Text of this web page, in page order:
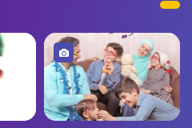
24 مهر 1403
کارشناس برنامه جوانی جمعیت مرکز
در ادارات شهرستان خرم‌آباد کلاس
07 مهر 1403
سید حسن نصرالله دبیرکل حزب الله